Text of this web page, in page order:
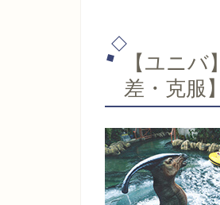
【ユニ
差・克服】